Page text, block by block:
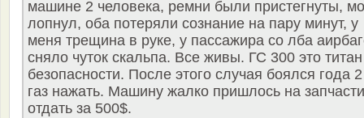
машине 2 человека, ремни были пристегнуты,
лопнул, оба потеряли сознание на пару минут, у
меня трещина в руке, у пассажира со лба
сняло чуток скальпа. Все живы. ГС 300 это титан
безопасности. После этого случая боялся года
газ нажать. Машину жалко пришлось на запчасти
отдать за 500$.